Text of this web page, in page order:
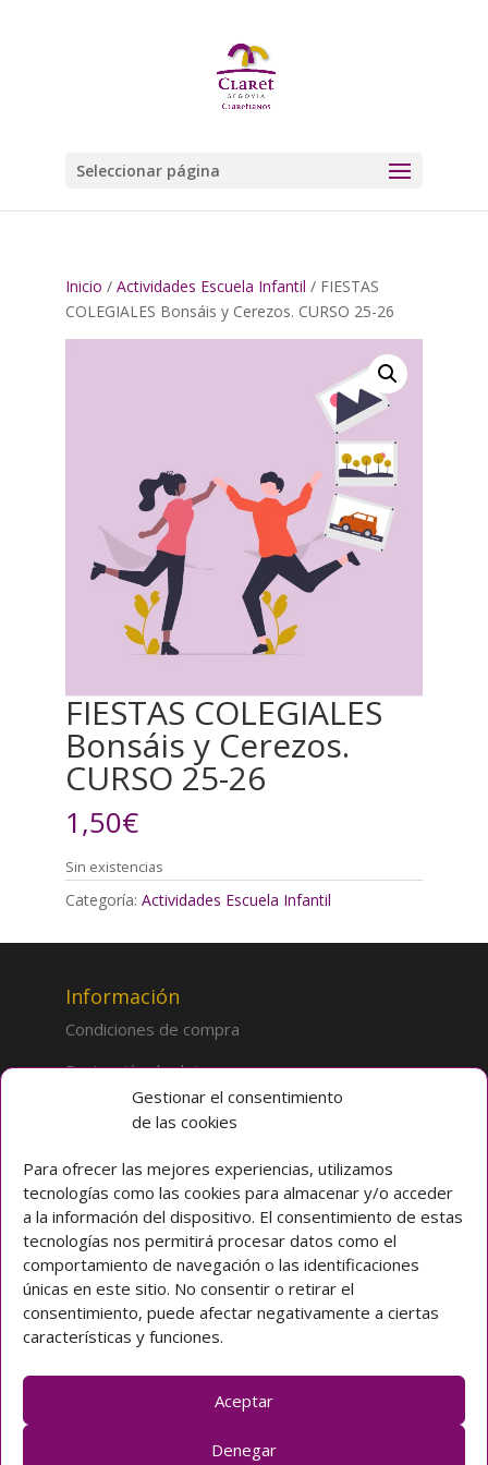
Gestionar el consentimiento
de las cookies
Para ofrecer las mejores experiencias, utilizamos
tecnologías como las cookies para almacenar y/o acceder
a la información del dispositivo. El consentimiento de estas
tecnologías nos permitirá procesar datos como el
comportamiento de navegación o las identificaciones
únicas en este sitio. No consentir o retirar el
consentimiento, puede afectar negativamente a ciertas
características y funciones.
Aceptar
Denegar
Seleccionar página
Inicio / Actividades Escuela Infantil / FIESTAS
COLEGIALES Bonsáis y Cerezos. CURSO 25-26
FIESTAS COLEGIALES
Bonsáis y Cerezos.
CURSO 25-26
1,50€
Sin existencias
Categoría: Actividades Escuela Infantil
Información
Condiciones de compra
Protección de datos
Sobre la tienda
Inicio
Mi cuenta
Preguntas frecuentes
Colegio CLARET
Avda. Padre Claret 3 40003 Segovia (ESPAÑA)
Teléfono: [+34] 921 42 03 00
Email: colegio@claretsegovia.es